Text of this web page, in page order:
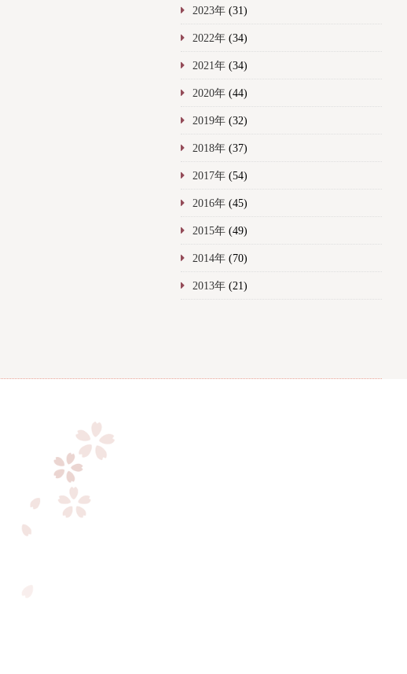
2023年(31)
2022年(34)
2021年(34)
2020年(44)
2019年(32)
2018年(37)
2017年(54)
2016年(45)
2015年(49)
2014年(70)
2013年(21)